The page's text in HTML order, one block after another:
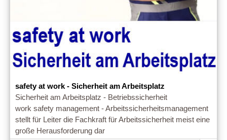
safety at work - Sicherheit am Arbeitsplatz
Sicherheit am Arbeitsplatz - Betriebssicherheit
work safety management - Arbeitssicherheitsmanagement
stellt für Leiter die Fachkraft für Arbeitssicherheit meist eine
große Herausforderung dar